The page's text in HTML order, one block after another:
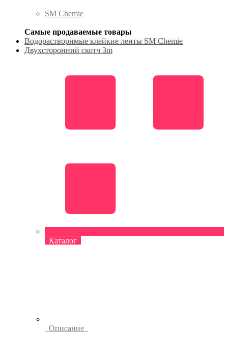
SM Chemie
Самые продаваемые товары
Водорастворимые клейкие ленты SM Chemie
Двухсторонний скотч 3m
Каталог
Описание